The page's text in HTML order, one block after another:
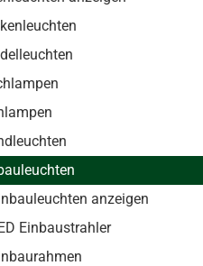
anzeigen
Einbaustrahler